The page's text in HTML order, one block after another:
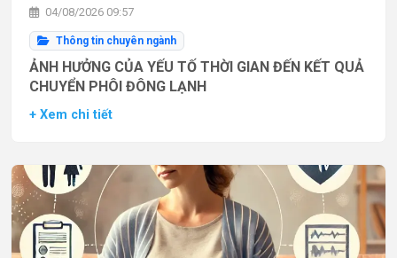
04/08/2026 09:57
Thông tin chuyên ngành
ẢNH HƯỞNG CỦA YẾU TỐ THỜI GIAN ĐẾN KẾT QUẢ
CHUYỂN PHÔI ĐÔNG LẠNH
+ Xem chi tiết